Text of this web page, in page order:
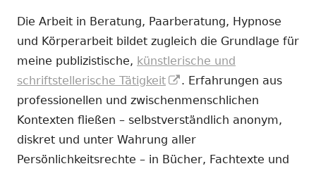
Die Arbeit in Beratung, Paarberatung, Hypnose
und Körperarbeit bildet zugleich die Grundlage für
meine publizistische, künstlerische und
schriftstellerische Tätigkeit
In
neuem
Fenster
öffnen
. Erfahrungen aus
professionellen und zwischenmenschlichen
Kontexten fließen – selbstverständlich anonym,
diskret und unter Wahrung aller
Persönlichkeitsrechte – in Bücher, Fachtexte und